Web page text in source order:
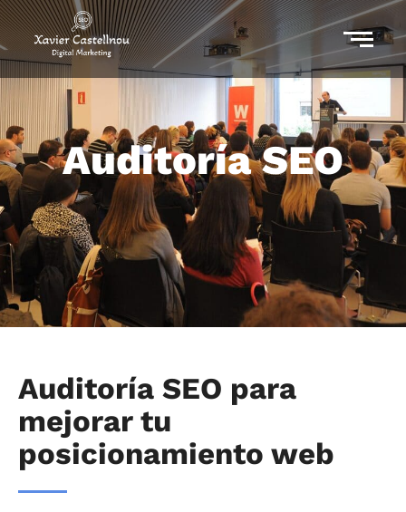
Auditoría SEO
Auditoría SEO para
mejorar tu
posicionamiento web